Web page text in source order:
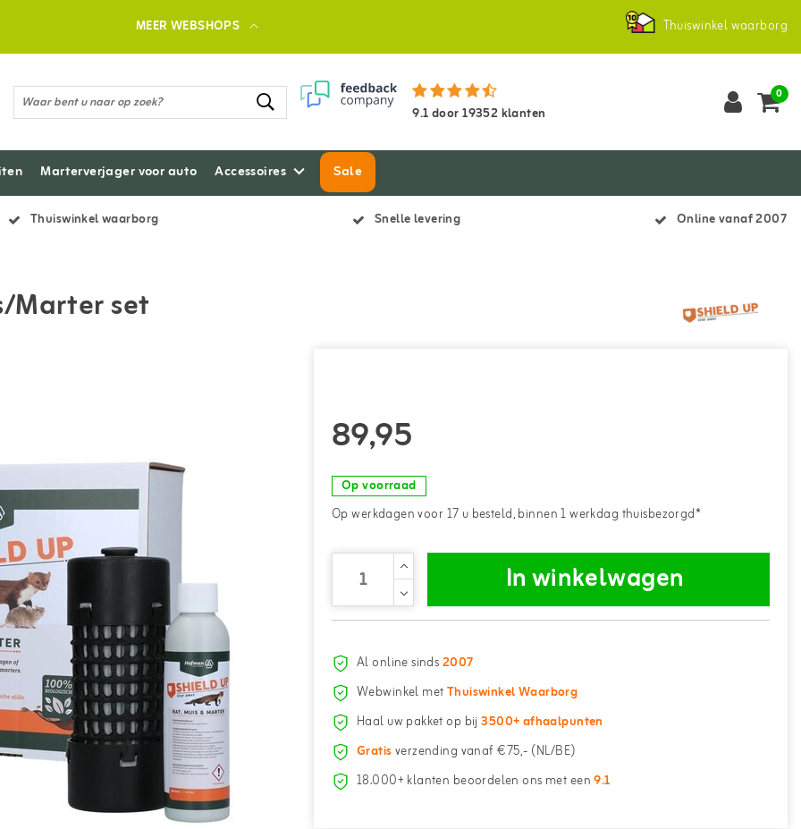
MEER WEBSHOPS Thuiswinkel waarborg
9.1door19352klanten
0
Marterverjager voor auto Accessoires Sale
Thuiswinkel waarborg Snelle levering Online vanaf 2007
Marter set
89,95
Op voorraad
Op werkdagen voor 17 u besteld, binnen 1 werkdag thuisbezorgd*
In winkelwagen
Al online sinds2007
Webwinkel metThuiswinkel Waarborg
Haal uw pakket op bij3500+ afhaalpunten
Gratisverzending vanaf €75,- (NL/BE)
18.000+ klanten beoordelen ons met een9.1